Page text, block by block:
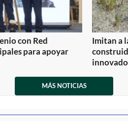
con Red
para apoyar
Imitan a
MÁS NOTICIAS